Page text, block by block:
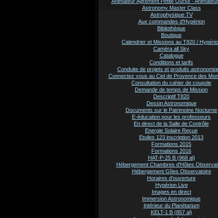
Astronomy Master Class
Astrophysique TV
Aux commandes d'Hypérion
Bibliothèque
Boutique
Calendrier et Missions au T820 /
Caméra all Sky
Catalogue
Conditions et tarifs
Conduite de projets et produits
Connectez vous au Ciel de Provence des
Consultation du cahier de coupole
Demande de temps de Mission
Descriptif T820
Dessin Astronomique
Documents sur le Patrimoine Nocturne
E-éducation pour les professeurs
En direct de la Salle de Contrôle
Energie Solaire Reçue
Etoiles 123 inscription 2013
Formations 2015
Formations 2016
HAT-P-25 B (968 al)
Hébergement Chambres d'Hôtes
Hébergement Gîtes Observatoire
Horaires d'ouverture
Hypérion Live
Images en direct
Immersion Astronomique
Intérieur du Planétarium
KELT-1 B (857 al)